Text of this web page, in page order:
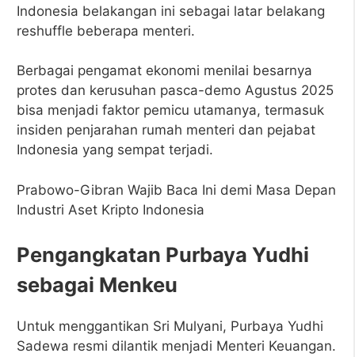
Indonesia belakangan ini sebagai latar belakang
reshuffle beberapa menteri.
Berbagai pengamat ekonomi menilai besarnya
protes dan kerusuhan pasca-demo Agustus 2025
bisa menjadi faktor pemicu utamanya, termasuk
insiden penjarahan rumah menteri dan pejabat
Indonesia yang sempat terjadi.
Prabowo-Gibran Wajib Baca Ini demi Masa Depan
Industri Aset Kripto Indonesia
Pengangkatan Purbaya Yudhi
sebagai Menkeu
Untuk menggantikan Sri Mulyani, Purbaya Yudhi
Sadewa resmi dilantik menjadi Menteri Keuangan.